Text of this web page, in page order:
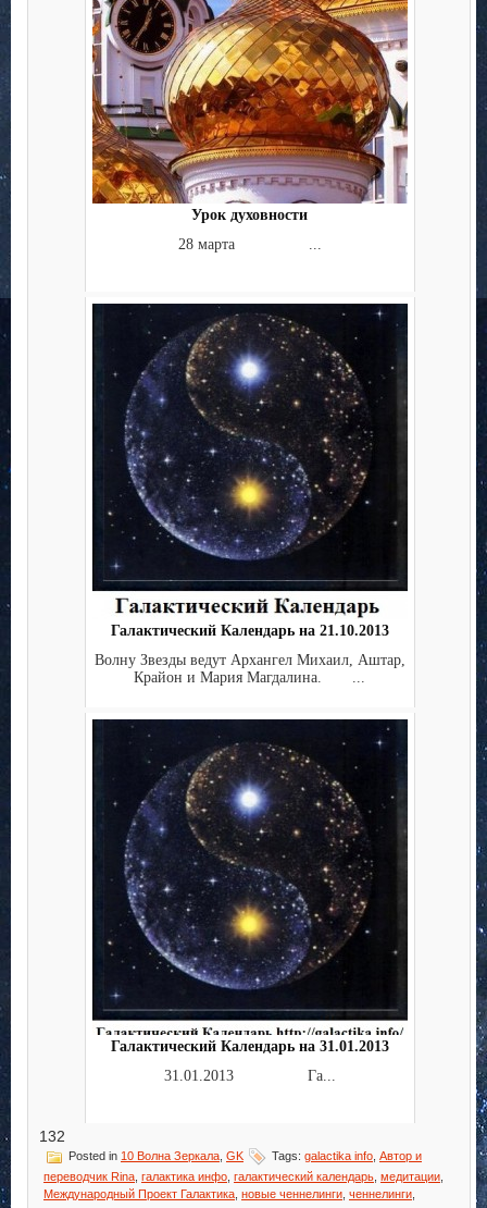
Урок духовности
28 марта ...
Галактический Календарь на 21.10.2013
Волну Звезды ведут Архангел Михаил, Аштар,
Крайон и Мария Магдалина. ...
Галактический Календарь на 31.01.2013
31.01.2013 Га...
132
Posted in 10 Волна Зеркала GK Tags: galactika info Автор и
переводчик Rina галактика инфо галактический календарь медитации
Международный Проект Галактика новые ченнелинги ченнелинги